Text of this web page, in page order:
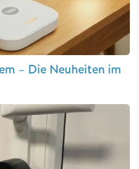
– Die Neuheiten im